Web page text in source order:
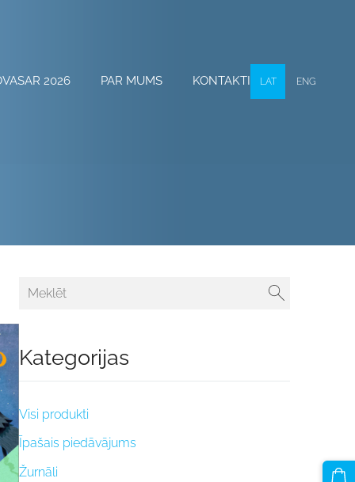
2026 PAR MUMS KONTAKTI LAT ENG
Kategorijas
Visi produkti
Īpašais piedāvājums
Žurnāli